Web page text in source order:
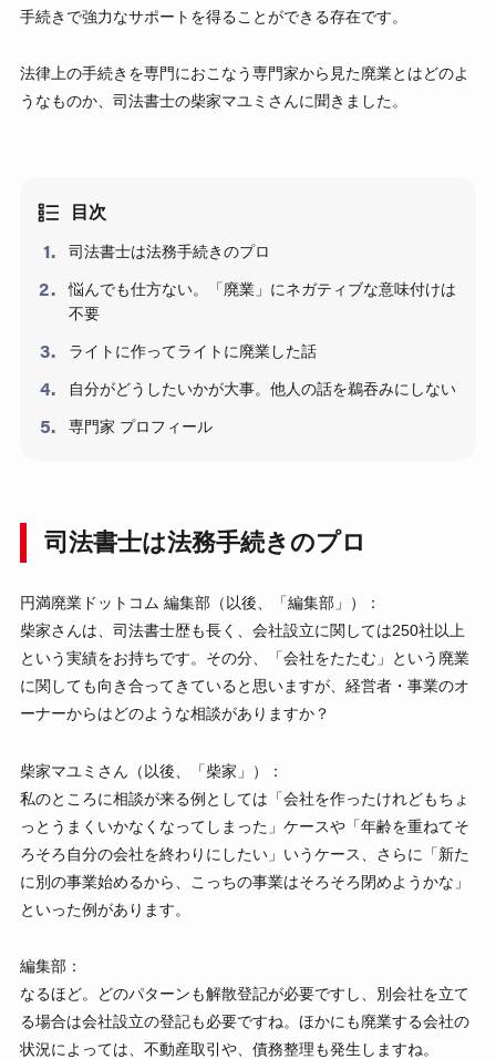
手続きで強力なサポートを得ることができる存在です。
法律上の手続きを専門におこなう専門家から見た廃業とはどのよ
うなものか、司法書⼠の柴家マユミさんに聞きました。
目次
司法書士は法務手続きのプロ
悩んでも仕方ない。「廃業」にネガティブな意味付けは
不要
ライトに作ってライトに廃業した話
自分がどうしたいかが大事。他人の話を鵜吞みにしない
専門家 プロフィール
司法書士は法務手続きのプロ
円満廃業ドットコム 編集部（以後、「編集部」）：
柴家さんは、司法書士歴も長く、会社設立に関しては250社以上
という実績をお持ちです。その分、「会社をたたむ」という廃業
に関しても向き合ってきていると思いますが、経営者・事業のオ
ーナーからはどのような相談がありますか？
柴家マユミさん（以後、「柴家」）：
私のところに相談が来る例としては「会社を作ったけれどもちょ
っとうまくいかなくなってしまった」ケースや「年齢を重ねてそ
ろそろ自分の会社を終わりにしたい」いうケース、さらに「新た
に別の事業始めるから、こっちの事業はそろそろ閉めようかな」
といった例があります。
編集部：
なるほど。どのパターンも解散登記が必要ですし、別会社を立て
る場合は会社設立の登記も必要ですね。ほかにも廃業する会社の
状況によっては、不動産取引や、債務整理も発生しますね。